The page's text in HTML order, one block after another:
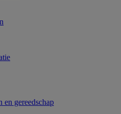
en gereedschap